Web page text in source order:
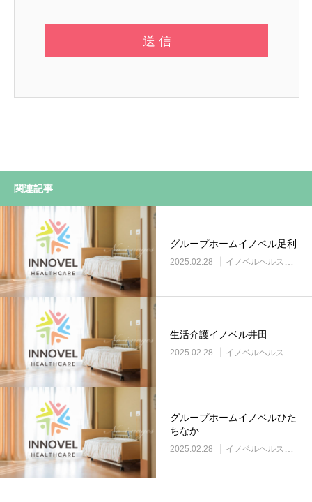
関連記事
グループホームイノベル足利
2025.02.28 イノベルヘルスケア事業所
生活介護イノベル井田
2025.02.28 イノベルヘルスケア事業所
グループホームイノベルひた
ちなか
2025.02.28 イノベルヘルスケア事業所